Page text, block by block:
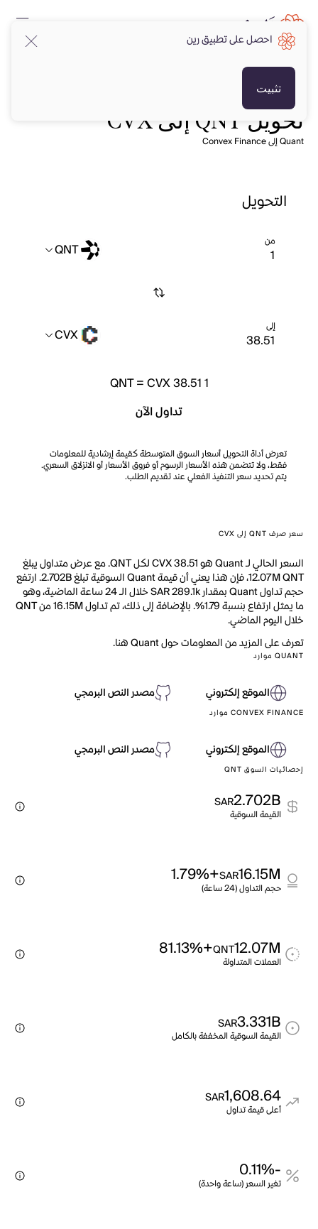
تحويل QNT إلى CVX
Quant إلى Convex Finance
التحويل
من QNT
إلى CVX
1
QNT=CVX 38.51
تداول الآن
تعرض أداة التحويل أسعار السوق المتوسطة كقيمة إرشادية للمعلومات
فقط، ولا تتضمن هذه الأسعار الرسوم أو فروق الأسعار أو الانزلاق السعري.
يتم تحديد سعر التنفيذ الفعلي عند تقديم الطلب.
سعر صرف QNT إلى CVX
السعر الحالي لـ Quant هو CVX 38.51 لكل QNT. مع عرض متداول يبلغ
12.07M QNT، فإن هذا يعني أن قيمة Quant السوقية تبلغ 2.702B. ارتفع
حجم تداول Quant بمقدار SAR 289.1k خلال الـ 24 ساعة الماضية، وهو
ما يمثل ارتفاع بنسبة 1.79%. بالإضافة إلى ذلك، تم تداول 16.15M من QNT
خلال اليوم الماضي.
تعرف على المزيد من المعلومات حول Quant هنا.
QUANT موارد
الموقع إلكتروني مصدر النص البرمجي
CONVEX FINANCE موارد
الموقع إلكتروني مصدر النص البرمجي
إحصائيات السوق QNT
2.702B
SAR
القيمة السوقية
16.15M
SAR
+1.79%
حجم التداول (24 ساعة)
12.07M
QNT
+81.13%
العملات المتداولة
3.331B
SAR
القيمة السوقية المخففة بالكامل
1,608.64
SAR
أعلى قيمة تداول
-0.11%
تغير السعر (ساعة واحدة)
احصل على تطبيق رين
تثبيت